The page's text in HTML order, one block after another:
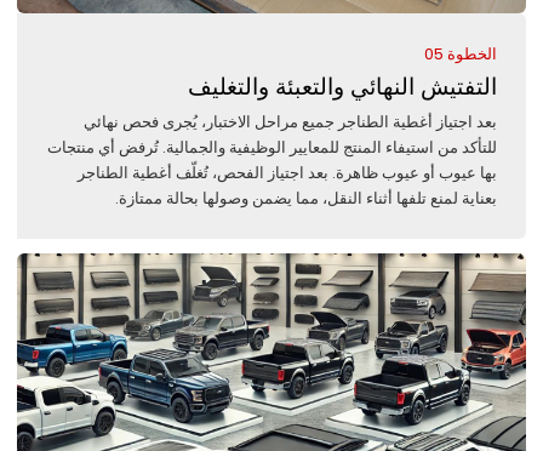
الخطوة 05
التفتيش النهائي والتعبئة والتغليف
بعد اجتياز أغطية الطناجر جميع مراحل الاختبار، يُجرى فحص نهائي
للتأكد من استيفاء المنتج للمعايير الوظيفية والجمالية. تُرفض أي منتجات
بها عيوب أو عيوب ظاهرة. بعد اجتياز الفحص، تُغلّف أغطية الطناجر
بعناية لمنع تلفها أثناء النقل، مما يضمن وصولها بحالة ممتازة.